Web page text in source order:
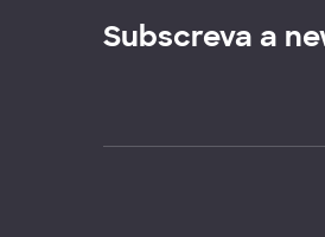
Subscreva a